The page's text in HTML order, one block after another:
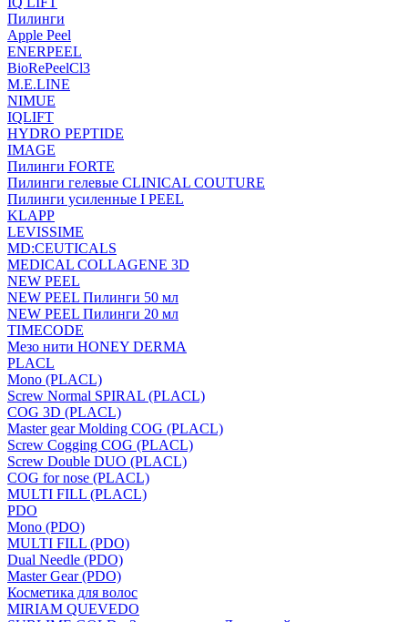
Пилинги
Apple Peel
ENERPEEL
BioRePeelCl3
M.E.LINE
NIMUE
IQLIFT
HYDRO PEPTIDE
IMAGE
Пилинги FORTE
Пилинги гелевые CLINICAL COUTURE
Пилинги усиленные I PEEL
KLAPP
LEVISSIME
MD:CEUTICALS
MEDICAL COLLAGENE 3D
NEW PEEL
NEW PEEL Пилинги 50 мл
NEW PEEL Пилинги 20 мл
TIMECODE
Мезо нити HONEY DERMA
PLACL
Mono (PLACL)
Screw Normal SPIRAL (PLACL)
COG 3D (PLACL)
Master gear Molding COG (PLACL)
Screw Cogging COG (PLACL)
Screw Double DUO (PLACL)
COG for nose (PLACL)
MULTI FILL (PLACL)
PDO
Mono (PDO)
MULTI FILL (PDO)
Dual Needle (PDO)
Master Gear (PDO)
Косметика для волос
MIRIAM QUEVEDO